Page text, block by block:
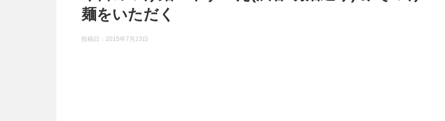
麺をいただく
投稿日：2015年7月23日